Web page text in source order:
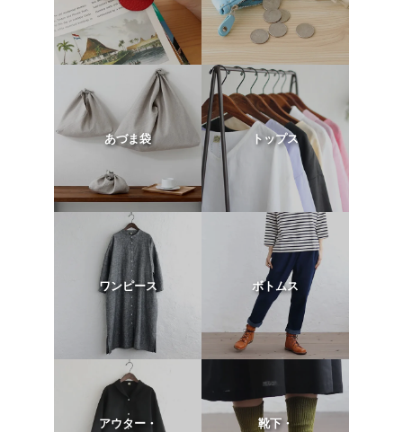
あづま袋 トップス
ワンピース ボトムス
アウター・
靴下・